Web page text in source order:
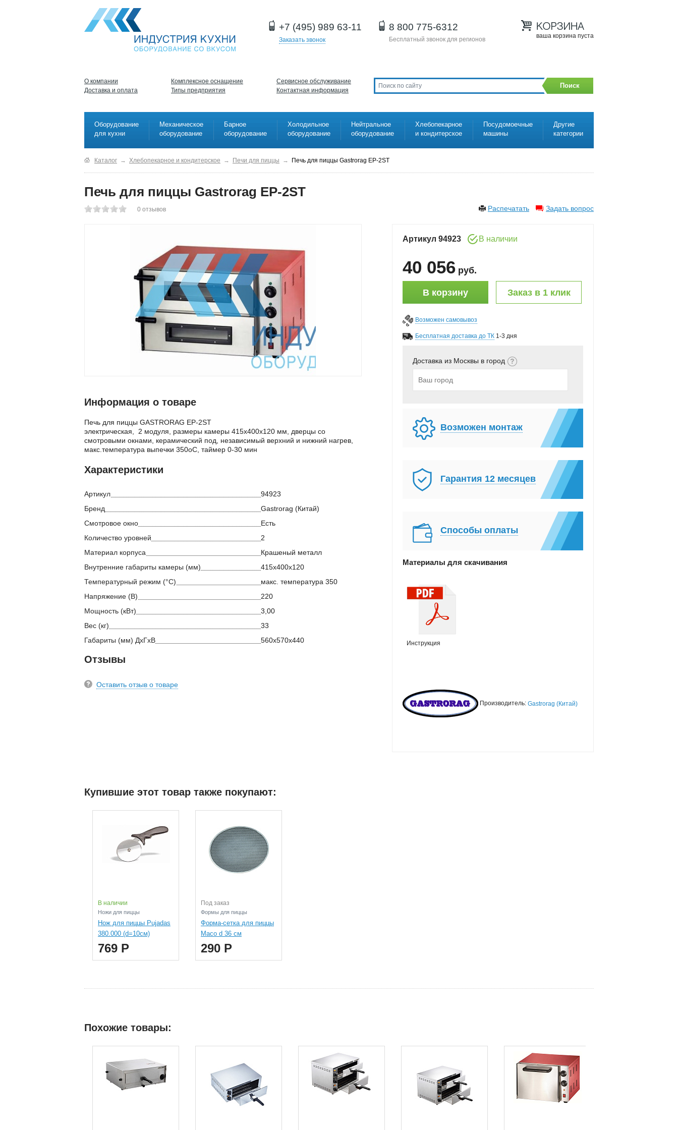
+7 (495) 989 63-11
Заказать звонок
8 800 775-6312
Бесплатный звонок для регионов ваша корзина пуста
О компании
Доставка и оплата
Комплексное оснащение
Типы предприятия
Сервисное обслуживание
Контактная информация
Поиск
Оборудование
для кухни
Механическое
оборудование
Барное
оборудование
Холодильное
оборудование
Нейтральное
оборудование
Хлебопекарное
и кондитерское
Посудомоечные
машины
Другие
категории
Каталог → Хлебопекарное и кондитерское → Печи для пиццы → Печь для пиццы Gastrorag EP-2ST
Печь для пиццы Gastrorag EP-2ST
Распечатать Задать вопрос
0 отзывов
Артикул 94923 В наличии
40 056 руб.
В корзину Заказ в 1 клик
Возможен самовывоз
Бесплатная доставка до ТК 1-3 дня
Доставка из Москвы в город
Возможен монтаж
Гарантия 12 месяцев
Способы оплаты
Материалы для скачивания
Инструкция
Производитель: Gastrorag (Китай)
Информация о товаре
Печь для пиццы GASTRORAG EP-2ST
электрическая, 2 модуля, размеры камеры 415х400х120 мм, дверцы со
смотровыми окнами, керамический под, независимый верхний и нижний нагрев,
макс.температура выпечки 350оС, таймер 0-30 мин
Характеристики
Артикул
94923
Бренд
Gastrorag (Китай)
Смотровое окно
Есть
Количество уровней
2
Материал корпуса
Крашеный металл
Внутренние габариты камеры (мм)
415х400х120
Температурный режим (°С)
макс. температура 350
Напряжение (В)
220
Мощность (кВт)
3,00
Вес (кг)
33
Габариты (мм) ДхГхВ
560х570х440
Отзывы
Оставить отзыв о товаре
Купившие этот товар также покупают:
В наличии
Ножи для пиццы
Нож для пиццы Pujadas
380.000 (d=10см)
769 Р
Под заказ
Формы для пиццы
Форма-сетка для пиццы
Maco d 36 см
290 Р
Похожие товары: